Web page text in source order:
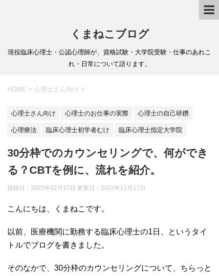
くまねこブログ
現役臨床心理士・公認心理師が、資格試験・大学院受験・仕事のあれこ
れ・日常について語ります。
HOME > 心理士さん向け >
心理士さん向け 心理士のお仕事の実際 心理士の自己研鑽
心理療法 臨床心理士初学者むけ 臨床心理士指定大学院
30分枠でのカウンセリングで、何ができ
る？CBTを例に、流れを紹介。
投稿日：2021年12月17日 更新日： 2022年11月17日
こんにちは、くまねこです。
以前、医療機関に勤務する臨床心理士の1日、というタイ
トルでブログを書きました。
そのなかで、30分枠のカウンセリングについて、ちらっと